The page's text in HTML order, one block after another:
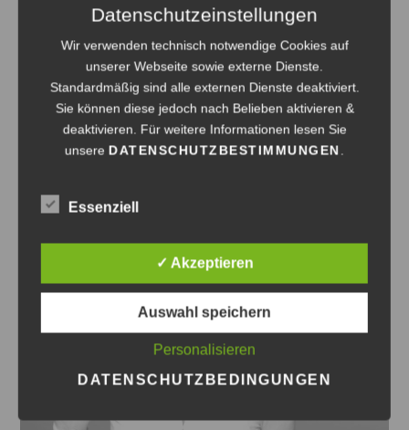
Die Abbuchung erfolgt durch Digistore 24.
Bei Fragen melden Sie sich gerne direkt bei mir oder bei
meinem Team unter
TEAM@ASTRIDGOESCHEL.COM
Datenschutzeinstellungen
Wir verwenden technisch notwendige Cookies auf
unserer Webseite sowie externe Dienste.
Standardmäßig sind alle externen Dienste deaktiviert.
Sie können diese jedoch nach Belieben aktivieren &
deaktivieren. Für weitere Informationen lesen Sie
unsereDATENSCHUTZBESTIMMUNGEN.
Essenziell
✓ Akzeptieren
Auswahl speichern
Personalisieren
DATENSCHUTZBEDINGUNGEN